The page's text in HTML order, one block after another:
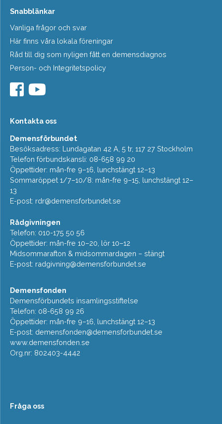
Snabblänkar
Vanliga frågor och svar
Här finns våra lokala föreningar
Råd till dig som nyligen fått en demensdiagnos
Person- och Integritetspolicy
Kontakta oss
Demensförbundet
Besöksadress: Lundagatan 42 A, 5 tr, 117 27 Stockholm
Telefon förbundskansli: 08-658 99 20
Öppettider: mån-fre 9–16, lunchstängt 12–13
Sommaröppet 1/7–10/8: mån-fre 9–15, lunchstängt 12–
13
E-post: rdr@demensforbundet.se
Rådgivningen
Telefon: 010-175 50 56
Öppettider: mån-fre 10–20, lör 10–12
Midsommarafton & midsommardagen – stängt
E-post: radgivning@demensforbundet.se
Demensfonden
Demensförbundets insamlingsstiftelse
Telefon: 08-658 99 26
Öppettider: mån-fre 9–16, lunchstängt 12–13
E-post: demensfonden@demensforbundet.se
www.demensfonden.se
Org.nr: 802403-4442
Fråga oss